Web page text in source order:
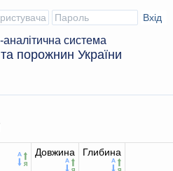
аналітична система
порожнин України
Довжина Глибина